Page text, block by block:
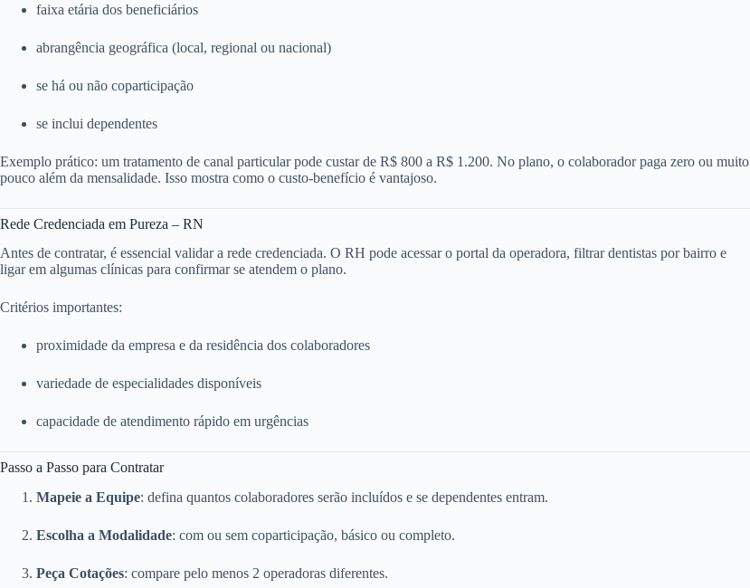
faixa etária dos beneficiários
abrangência geográfica (local, regional ou nacional)
se há ou não coparticipação
se inclui dependentes
Exemplo prático: um tratamento de canal particular pode custar de R$ 800 a R$ 1.200. No plano, o colaborador paga zero ou muito
pouco além da mensalidade. Isso mostra como o custo-benefício é vantajoso.
Rede Credenciada em Pureza – RN
Antes de contratar, é essencial validar a rede credenciada. O RH pode acessar o portal da operadora, filtrar dentistas por bairro e
ligar em algumas clínicas para confirmar se atendem o plano.
Critérios importantes:
proximidade da empresa e da residência dos colaboradores
variedade de especialidades disponíveis
capacidade de atendimento rápido em urgências
Passo a Passo para Contratar
Mapeie a Equipe: defina quantos colaboradores serão incluídos e se dependentes entram.
Escolha a Modalidade: com ou sem coparticipação, básico ou completo.
Peça Cotações: compare pelo menos 2 operadoras diferentes.